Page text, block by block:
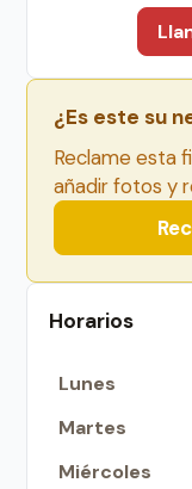
¿Es este su
Reclame esta
añadir fotos y
Horarios
Lunes
Martes
Miércoles